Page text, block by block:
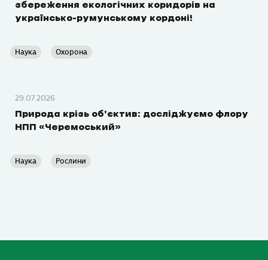
збереження екологічних коридорів на
українсько-румунському кордоні!
Наука Охорона
29.07.2026
Природа крізь об’єктив: досліджуємо флору
НПП «Черемоський»
Наука Рослини